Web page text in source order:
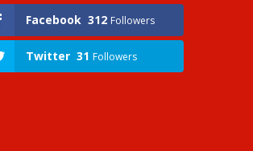
Facebook 312 Followers
Twitter 31 Followers